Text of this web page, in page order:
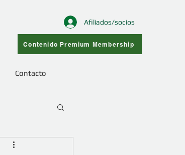
Afiliados/socios
Contenido Premium Membership
Contacto